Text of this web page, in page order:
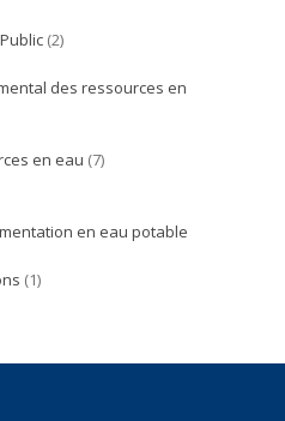
(2)
des ressources en
en eau (7)
en eau potable
(1)